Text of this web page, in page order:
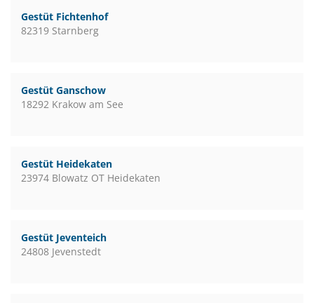
Gestüt Fichtenhof
82319 Starnberg
Gestüt Ganschow
18292 Krakow am See
Gestüt Heidekaten
23974 Blowatz OT Heidekaten
Gestüt Jeventeich
24808 Jevenstedt